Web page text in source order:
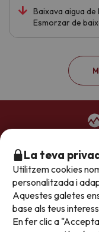
La teva
Utilitzem cookies
personalitzada i
Aquestes galetes
base als teus
En fer clic a
Baixava aigua
Esmorzar de